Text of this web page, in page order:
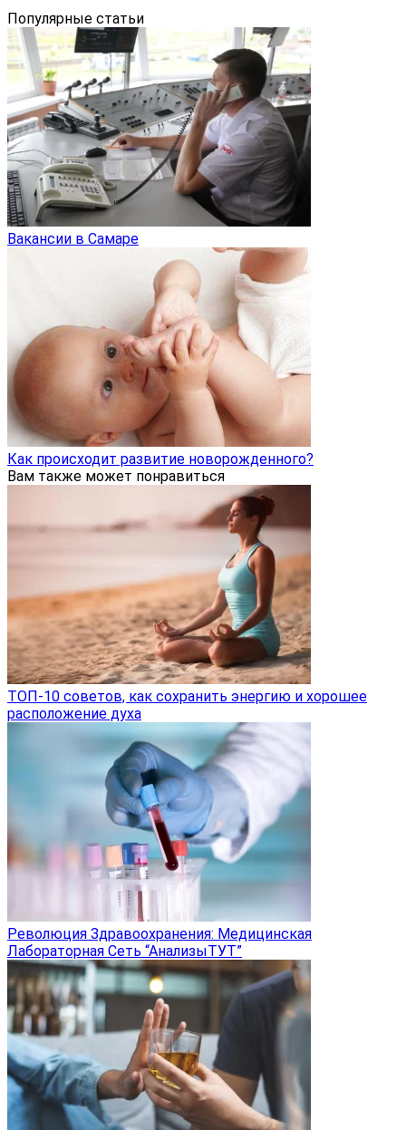
Популярные статьи
Вакансии в Самаре
Как происходит развитие новорожденного?
Вам также может понравиться
ТОП-10 советов, как сохранить энергию и хорошее
расположение духа
Революция Здравоохранения: Медицинская
Лабораторная Сеть “АнализыТУТ”